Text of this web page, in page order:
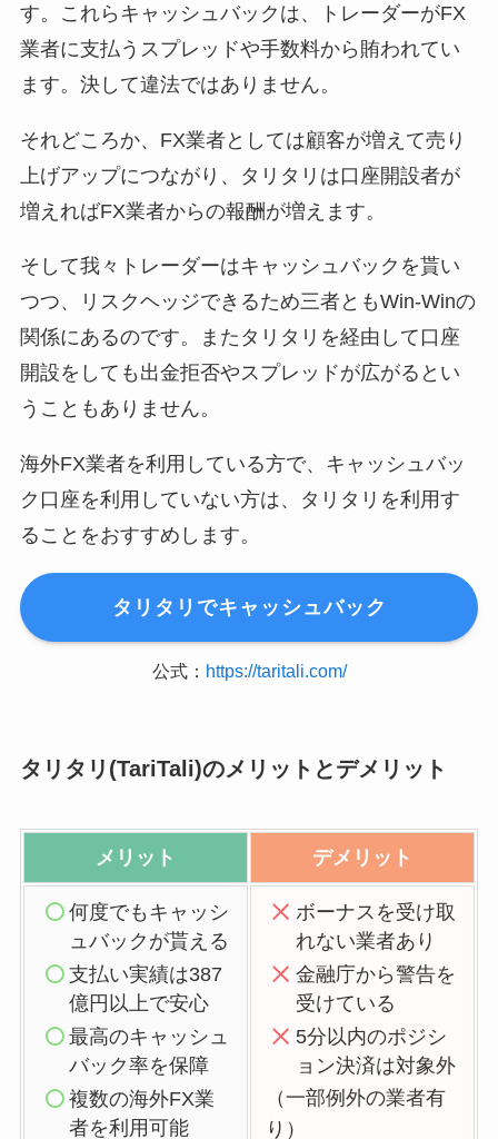
す。これらキャッシュバックは、トレーダーがFX
業者に支払うスプレッドや手数料から賄われてい
ます。決して違法ではありません。
それどころか、FX業者としては顧客が増えて売り
上げアップにつながり、タリタリは口座開設者が
増えればFX業者からの報酬が増えます。
そして我々トレーダーはキャッシュバックを貰い
つつ、リスクヘッジできるため三者ともWin-Winの
関係にあるのです。またタリタリを経由して口座
開設をしても出金拒否やスプレッドが広がるとい
うこともありません。
海外FX業者を利用している方で、キャッシュバッ
ク口座を利用していない方は、タリタリを利用す
ることをおすすめします。
タリタリでキャッシュバック
公式： https://taritali.com/
タリタリ(TariTali)のメリットとデメリット
メリット デメリット
何度でもキャッシ
ュバックが貰える
支払い実績は387
億円以上で安心
最高のキャッシュ
バック率を保障
複数の海外FX業
者を利用可能
ボーナスを受け取
れない業者あり
金融庁から警告を
受けている
5分以内のポジシ
ョン決済は対象外
（一部例外の業者有
り）